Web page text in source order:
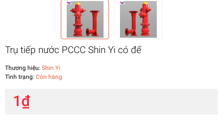
Trụ tiếp nước PCCC Shin Yi có đế
Thương hiệu: Shin Yi
Tình trạng: Còn hàng
1₫